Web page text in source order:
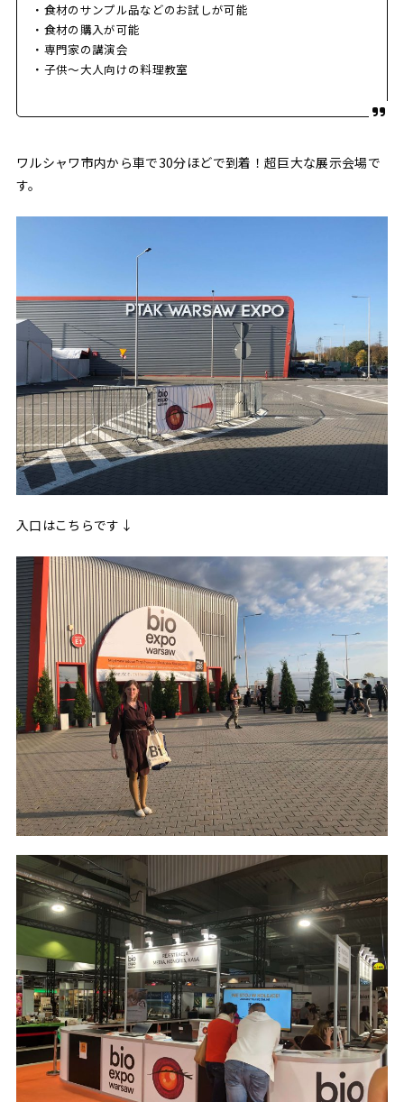
・食材のサンプル品などのお試しが可能
・食材の購入が可能
・専門家の講演会
・子供〜大人向けの料理教室
ワルシャワ市内から車で30分ほどで到着！超巨大な展示会場で
す。
入口はこちらです↓